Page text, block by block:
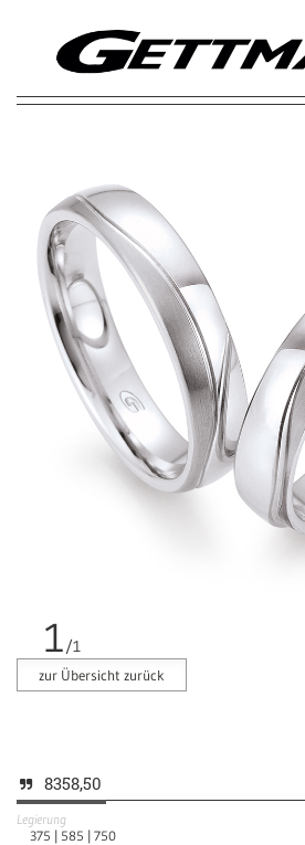
1/1
zur Übersicht zurück
8358,50
Legierung
375 | 585 | 750